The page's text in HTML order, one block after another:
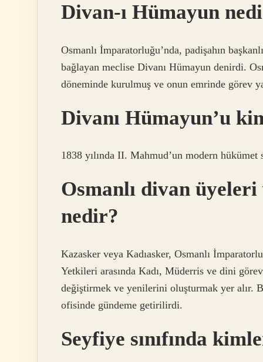
Divan-ı Hümayun
Osmanlı İmparatorluğu’nda, padişahın
bağlayan meclise Divanı Hümayun denirdi.
döneminde kurulmuş ve onun emrinde görev
Divanı Hümayun’u
1838 yılında II. Mahmud’un modern
Osmanlı divan
nedir?
Kazasker veya Kadıasker, Osmanlı
Yetkileri arasında Kadı, Müderris ve dini
değiştirmek ve yenilerini oluşturmak yer alır.
ofisinde gündeme getirilirdi.
Seyfiye sınıfında